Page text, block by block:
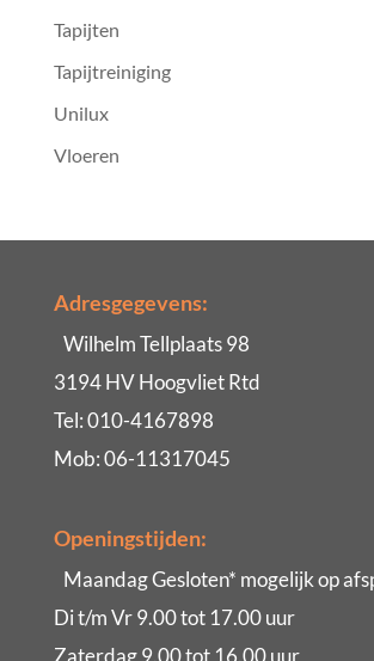
Tapijten
Tapijtreiniging
Unilux
Vloeren
Adresgegevens:
Wilhelm Tellplaats 98
3194 HV Hoogvliet Rtd
Tel: 010-4167898
Mob: 06-11317045
Openingstijden:
Maandag Gesloten* mogelijk op
Di t/m Vr 9.00 tot 17.00 uur
Zaterdag 9.00 tot 16.00 uur